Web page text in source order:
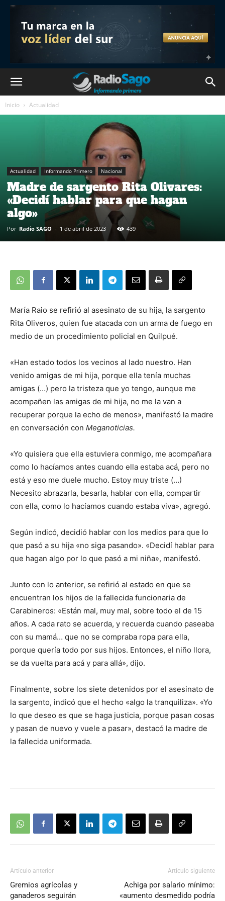
Inicio Actualidad
Actualidad Informando Primero Nacional
Madre de sargento Rita Olivares:
«Decidí hablar para que hagan
algo»
Por Radio SAGO - 1 de abril de 2023 439
María Raio se refirió al asesinato de su hija, la sargento
Rita Oliveros, quien fue atacada con un arma de fuego en
medio de un procedimiento policial en Quilpué.
«Han estado todos los vecinos al lado nuestro. Han
venido amigas de mi hija, porque ella tenía muchas
amigas (…) pero la tristeza que yo tengo, aunque me
acompañen las amigas de mi hija, no me la van a
recuperar porque la echo de menos», manifestó la madre
en conversación con Meganoticias.
«Yo quisiera que ella estuviera conmigo, me acompañara
como lo hacíamos antes cuando ella estaba acá, pero no
está y eso me duele mucho. Estoy muy triste (…)
Necesito abrazarla, besarla, hablar con ella, compartir
con ella, como lo hacíamos cuando estaba viva», agregó.
Según indicó, decidió hablar con los medios para que lo
que pasó a su hija «no siga pasando». «Decidí hablar para
que hagan algo por lo que pasó a mi niña», manifestó.
Junto con lo anterior, se refirió al estado en que se
encuentran los hijos de la fallecida funcionaria de
Carabineros: «Están mal, muy mal, sobre todo el de 15
años. A cada rato se acuerda, y recuerda cuando paseaba
con su mamá… que no se compraba ropa para ella,
porque quería todo por sus hijos. Entonces, el niño llora,
se da vuelta para acá y para allá», dijo.
Finalmente, sobre los siete detenidos por el asesinato de
la sargento, indicó que el hecho «algo la tranquiliza». «Yo
lo que deseo es que se haga justicia, porque pasan cosas
y pasan de nuevo y vuele a pasar», destacó la madre de
la fallecida uniformada.
Artículo anterior
Gremios agrícolas y
ganaderos seguirán
Artículo siguiente
Achiga por salario mínimo:
«aumento desmedido podría